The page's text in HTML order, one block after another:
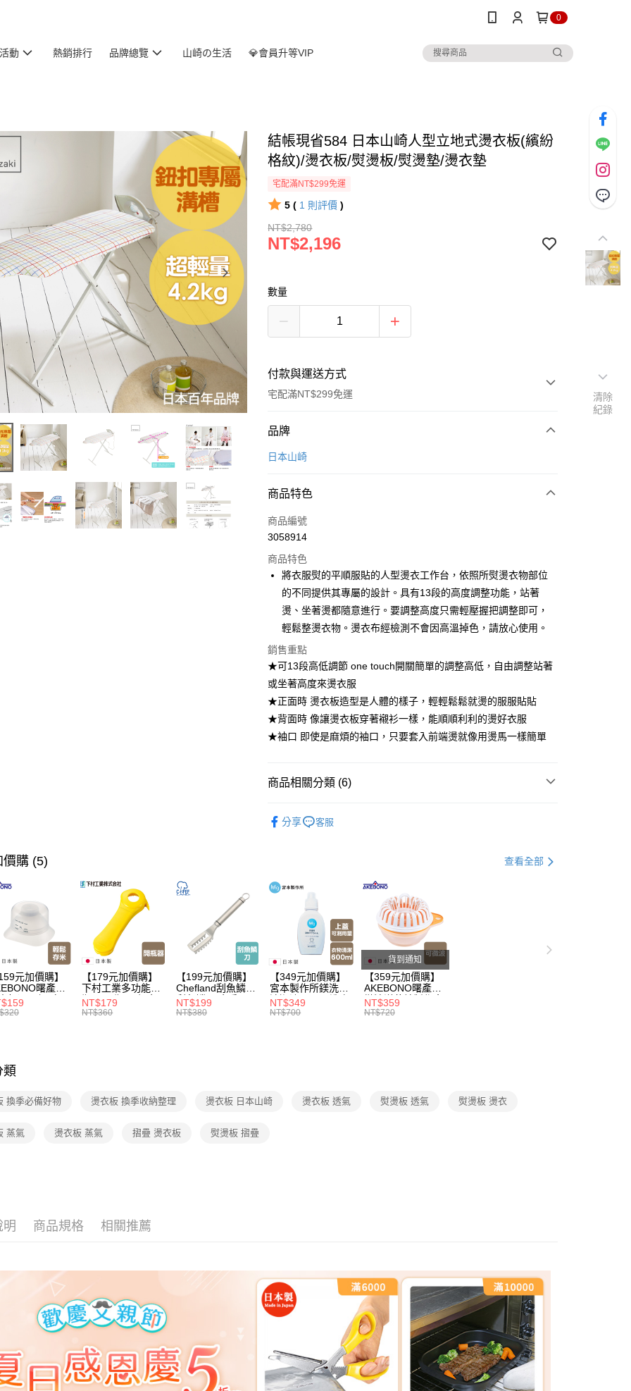
0
動 熱銷排行 品牌總覽 山崎の生活 💎會員升等VIP
結帳現省584 日本山崎人型立地式燙衣板(繽紛
格紋)/燙衣板/熨燙板/熨燙墊/燙衣墊
宅配滿NT$299免運
5 ( 1 則評價 )
NT$2,780
NT$2,196
數量
付款與運送方式
宅配滿NT$299免運
付款方式
信用卡一次付款
悠遊付
Google Pay
全盈+PAY
大哥付你分期
相關說明
【大哥付你分期使用說明】
1.本服務由台灣大哥大提供，台灣大哥大用戶可立即使用無須另外申請。
2.付款方式選擇「大哥付你分期」，訂單成立後會自動跳轉到大哥付的交易
流程，驗證手機門號後，選擇欲分期的期數、繳款截止日，確認付款後即
3.實際核准額度、可分期數及費用金額請依後續交易確認頁面所載為準。
4.訂單成立30分鐘內，如未前往確認交易或遇審核未通過，訂單將自動取
消。如遇「轉專審核」未通過狀況，表示未達大哥付你分期系統評分，恕
無法說明評估內容。
醒簡訊。
用戶於交易時，得透過本服務購買商品或服務，並由商店將買賣／分期付
2.基於同意付款使用「大哥付你分期」之契約關係目的，商店將以您的個人
資料（包含姓名、電話或地址）提供予台灣大哥大進項蒐集、處理及利
用，由本公司與您本人進行分期帳單所需資料之確認、核對及更正。
3.完整用戶服務條款，請詳閱以下連結：https://oppay.tw/userRule
ATM付款
運送方式
宅配【父親節大回饋】限時$299免運
每筆NT$150，滿NT$299(含以上)免運費
品牌
日本山崎
商品特色
商品編號
3058914
商品特色
將衣服熨的平順服貼的人型燙衣工作台，依照所熨燙衣物部位
的不同提供其專屬的設計。具有13段的高度調整功能，站著
燙、坐著燙都隨意進行。要調整高度只需輕壓握把調整即可，
輕鬆整燙衣物。燙衣布經檢測不會因高溫掉色，請放心使用。
銷售重點
★可13段高低調節 one touch開關簡單的調整高低，自由調整站著
或坐著高度來燙衣服
★正面時 燙衣板造型是人體的樣子，輕輕鬆鬆就燙的服服貼貼
★背面時 像讓燙衣板穿著襯衫一樣，能順順利利的燙好衣服
★袖口 即使是麻煩的袖口，只要套入前端燙就像用燙馬一樣簡單
商品相關分類 (6)
【本月主打】 ▶日本熱銷補貨到$299up
【🎉歡慶父親節 瘋殺5折up】
▶【限時加價購$159up】官網獨
家搶購！
【🎉歡慶父親節 瘋殺5折up】 ▶歡慶父親節 ，全館瘋殺5折up
分享 客服
價購 (5) 查看全部
元加價購】
曙產業
杯漏斗組(白)/
杯/米桶/量米
【179元加價購】
下村工業多功能開
瓶器/開瓶器/餐廚
用品/料理道具/任
NT$179
NT$360
【199元加價購】
Chefland刮魚鱗刀/
刮魚鱗器/廚房用
品/料理道具/任二
NT$199
NT$380
【349元加價購】
宮本製作所鎂洗衣
清潔液600ml/洗衣
精/洗衣鎂/洗衣用
NT$349
NT$700
貨到通知
【359元加價購】
AKEBONO曙產業
微波洋芋片製作盒/
料理盒/健康零食/
NT$359
NT$720
類
換季必備好物 燙衣板 換季收納整理 燙衣板 日本山崎 燙衣板 透氣 熨燙板 透氣 熨燙板 燙衣
蒸氣 燙衣板 蒸氣 摺疊 燙衣板 熨燙板 摺疊
明 商品規格 相關推薦
清除
紀錄